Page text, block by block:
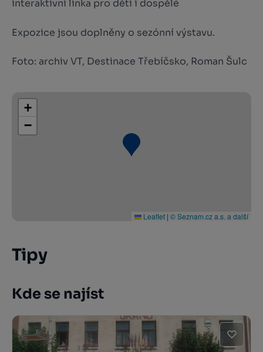
interaktivní linka pro děti i dospělé
Expozice jsou doplněny o sezónní výstavu.
Foto: archiv VT, Destinace Třebíčsko, Roman Šulc
+
−
Leaflet | © Seznam.cz a.s. a další
Tipy
Kde se najíst